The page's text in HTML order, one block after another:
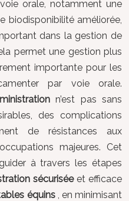
orale, notamment une
biodisponibilité améliorée,
dans la gestion de
permet une gestion plus
importante pour les
par voie orale.
n’est pas sans
des complications
de résistances aux
majeures. Cet
à travers les étapes
sécurisée et efficace
équins , en minimisant